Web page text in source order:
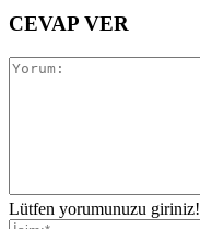
CEVAP VER
Lütfen yorumunuzu giriniz!